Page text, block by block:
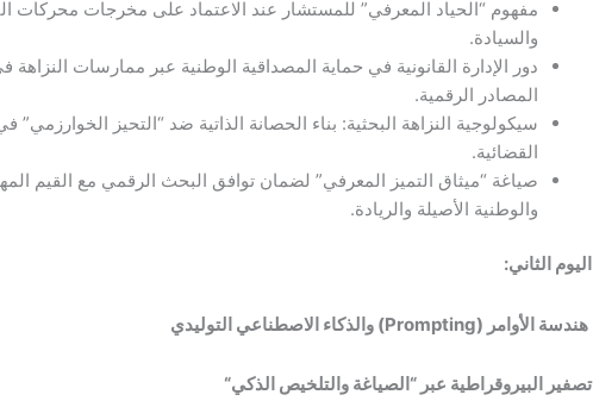
مفهوم “الحياد المعرفي” للمستشار عند الاعتماد على مخرجات محركات
والسيادة.
دور الإدارة القانونية في حماية المصداقية الوطنية عبر ممارسات النزاهة
المصادر الرقمية.
سيكولوجية النزاهة البحثية: بناء الحصانة الذاتية ضد “التحيز الخوارزمي”
القضائية.
صياغة “ميثاق التميز المعرفي” لضمان توافق البحث الرقمي مع القيم
والوطنية الأصيلة والريادة.
اليوم الثاني:
هندسة الأوامر (Prompting) والذكاء الاصطناعي التوليدي
تصفير البيروقراطية عبر “الصياغة والتلخيص الذكي“